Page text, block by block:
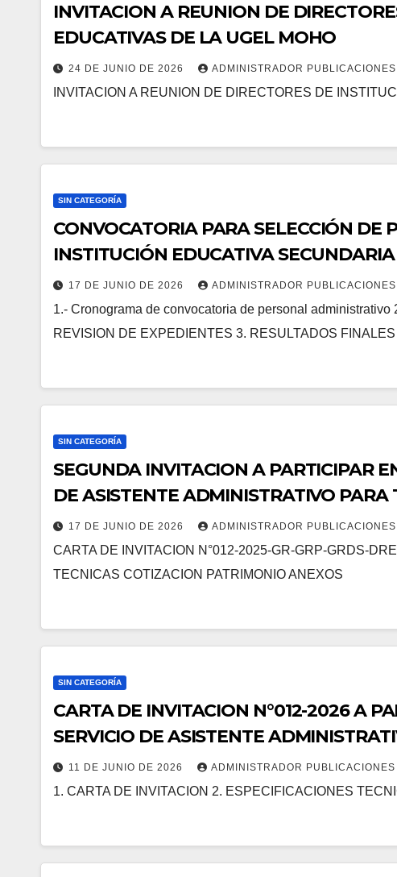
INVITACION A REUNION DE DIRECTORES DE
EDUCATIVAS DE LA UGEL MOHO
24 DE JUNIO DE 2026 ADMINISTRADOR PUBLICACIONES
INVITACION A REUNION DE DIRECTORES DE
SIN CATEGORÍA
CONVOCATORIA PARA SELECCIÓN DE
INSTITUCIÓN EDUCATIVA
TARUCANI”
17 DE JUNIO DE 2026 ADMINISTRADOR PUBLICACIONES
1.- Cronograma de convocatoria de personal
REVISION DE EXPEDIENTES 3. RESULTADOS FINALES
SIN CATEGORÍA
SEGUNDA INVITACION A PARTICIPAR
DE ASISTENTE ADMINISTRATIVO
OFICINA DE PATRIMONIO DE LA
DE MOHO
17 DE JUNIO DE 2026 ADMINISTRADOR PUBLICACIONES
CARTA DE INVITACION N°012-2025-GR-GRP-GRDS-
TECNICAS COTIZACION PATRIMONIO ANEXOS
SIN CATEGORÍA
CARTA DE INVITACION N°012-2026 A
SERVICIO DE ASISTENTE
PARA LA OFICINA DE PATRIMONIO DE
EDUCATIVA LOCAL MOHO
11 DE JUNIO DE 2026 ADMINISTRADOR PUBLICACIONES
1. CARTA DE INVITACION 2. ESPECIFICACIONES